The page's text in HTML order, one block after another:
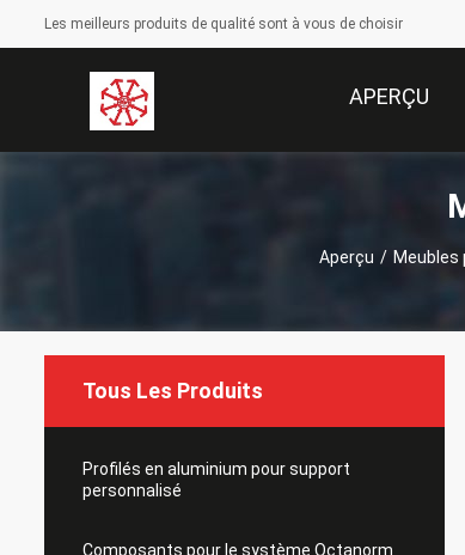
Les meilleurs produits de qualité sont à vous de choisir
APERÇU
Aperçu / Meubles
Tous Les Produits
Profilés en aluminium pour support
personnalisé
Composants pour le système Octanorm